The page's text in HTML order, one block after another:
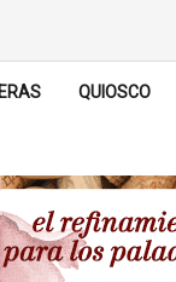
QUIOSCO